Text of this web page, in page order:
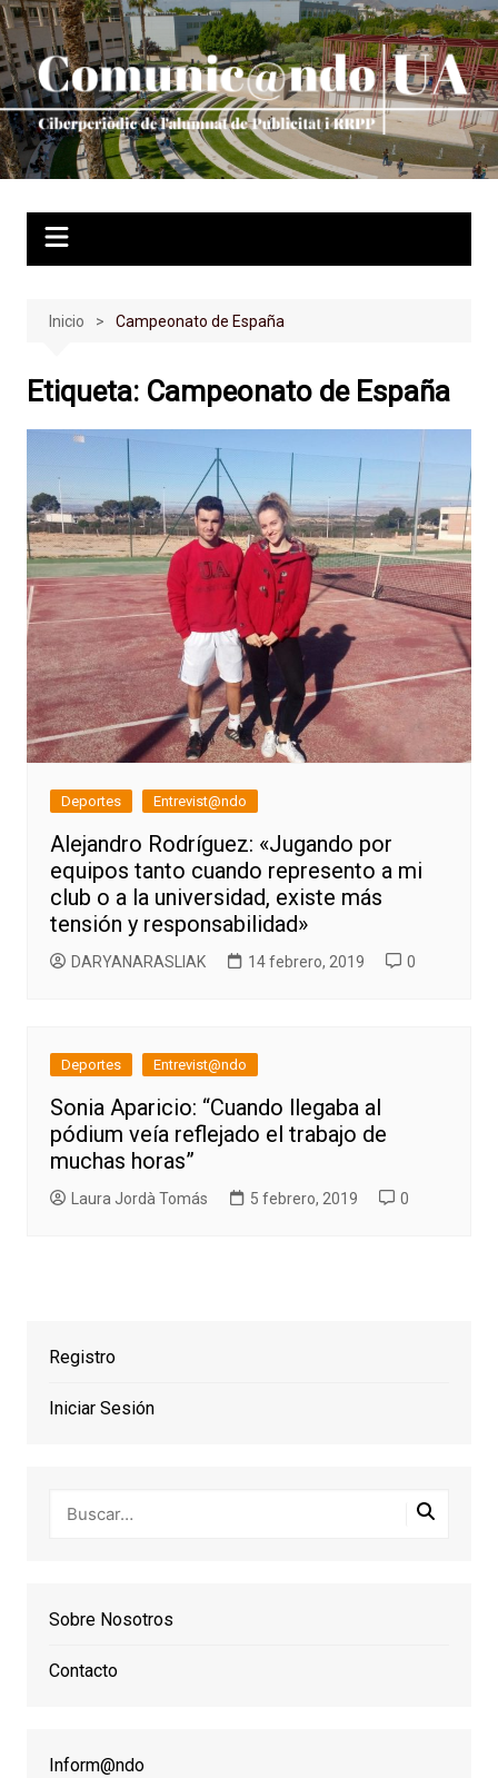
Saltar
al
contenido
Inicio Campeonato de España
Etiqueta: Campeonato de España
Deportes Entrevist@ndo
Alejandro Rodríguez: «Jugando por
equipos tanto cuando represento a mi
club o a la universidad, existe más
tensión y responsabilidad»
DARYANARASLIAK 14 febrero, 2019 0
Deportes Entrevist@ndo
Sonia Aparicio: “Cuando llegaba al
pódium veía reflejado el trabajo de
muchas horas”
Laura Jordà Tomás 5 febrero, 2019 0
Registro
Iniciar Sesión
Sobre Nosotros
Contacto
Inform@ndo